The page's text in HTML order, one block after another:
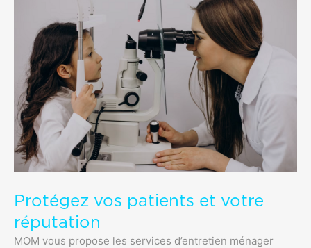
Protégez vos patients et votre
réputation
MOM vous propose les services d’entretien ménager